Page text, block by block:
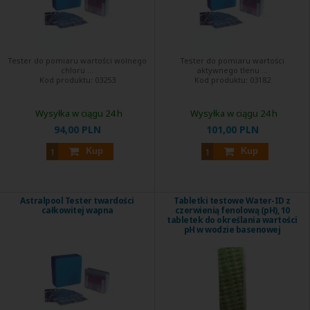
Tester do pomiaru wartości wolnego
chloru ...
Kod produktu: 03253
94,00 PLN
Kup
Wysyłka w ciągu 24 h
Tester do pomiaru wartości
aktywnego tlenu ...
Kod produktu: 03182
101,00 PLN
Kup
Wysyłka w ciągu 24 h
Astralpool Tester twardości
całkowitej wapna
Tabletki testowe Water-ID z
czerwienią fenolową (pH), 10
tabletek do określania wartości
pH w wodzie basenowej